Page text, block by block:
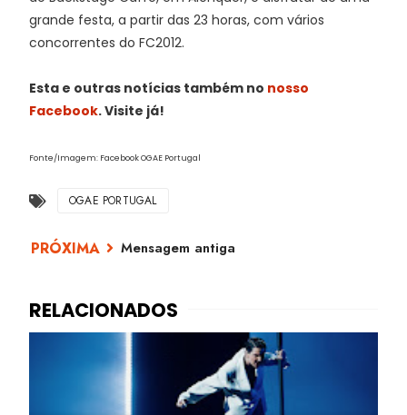
grande festa, a partir das 23 horas, com vários
concorrentes do FC2012.
Esta e outras notícias também no nosso
Facebook. Visite já!
Fonte/Imagem: Facebook OGAE Portugal
OGAE PORTUGAL
Mensagem antiga